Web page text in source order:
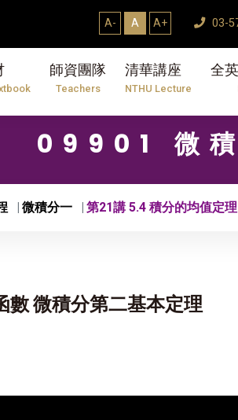
A- A A+ 03-
師資團隊
Teachers
清華講座
NTHU Lecture
全
09901 微積
微積分一 第21講 5.4 積分的均值定
數 微積分第二基本定理